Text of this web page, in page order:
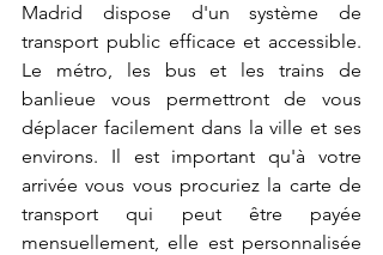
Madrid dispose d'un système de
transport public efficace et accessible.
Le métro, les bus et les trains de
banlieue vous permettront de vous
déplacer facilement dans la ville et ses
environs. Il est important qu'à votre
arrivée vous vous procuriez la carte de
transport qui peut être payée
mensuellement, elle est personnalisée